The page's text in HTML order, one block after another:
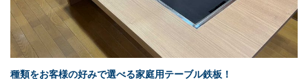
種類をお客様の好みで選べる家庭用テーブル鉄板！